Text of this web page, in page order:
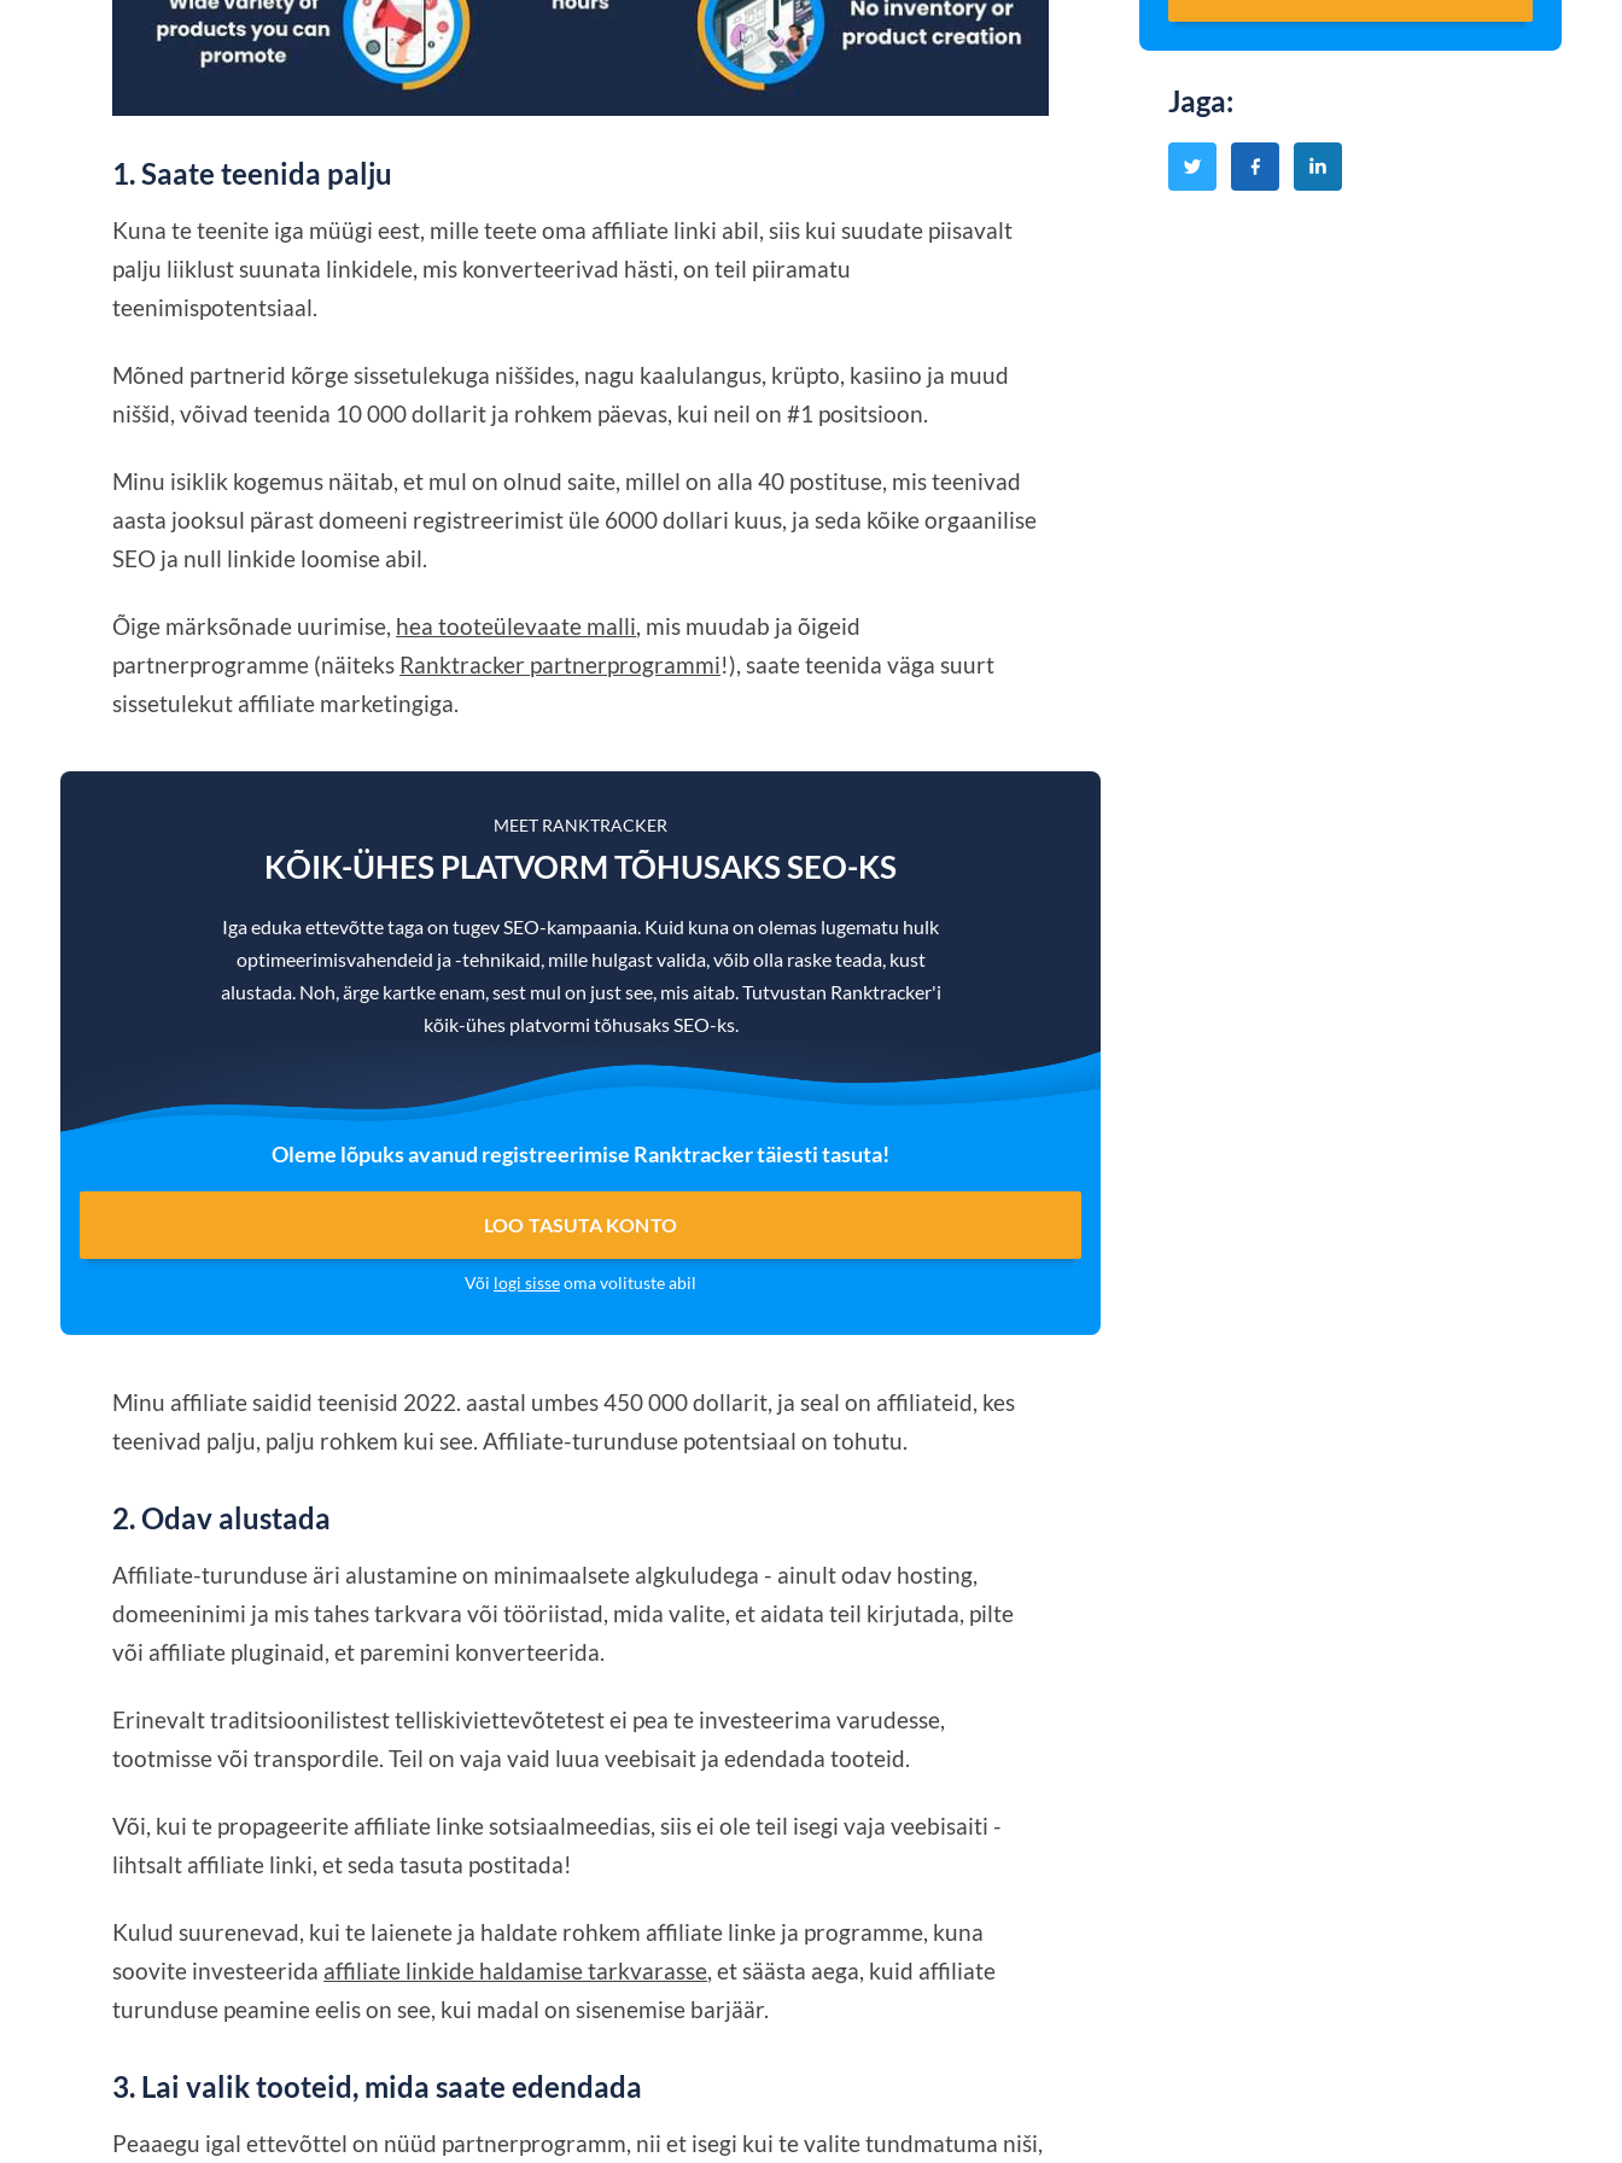
1. Saate teenida palju
Kuna te teenite iga müügi eest, mille teete oma affiliate linki abil, siis kui suudate piisavalt
palju liiklust suunata linkidele, mis konverteerivad hästi, on teil piiramatu
teenimispotentsiaal.
Mõned partnerid kõrge sissetulekuga niššides, nagu kaalulangus, krüpto, kasiino ja muud
niššid, võivad teenida 10 000 dollarit ja rohkem päevas, kui neil on #1 positsioon.
Minu isiklik kogemus näitab, et mul on olnud saite, millel on alla 40 postituse, mis teenivad
aasta jooksul pärast domeeni registreerimist üle 6000 dollari kuus, ja seda kõike orgaanilise
SEO ja null linkide loomise abil.
Õige märksõnade uurimise, hea tooteülevaate malli, mis muudab ja õigeid
partnerprogramme (näiteks Ranktracker partnerprogrammi!), saate teenida väga suurt
sissetulekut affiliate marketingiga.
MEET RANKTRACKER
KÕIK-ÜHES PLATVORM TÕHUSAKS SEO-KS
Iga eduka ettevõtte taga on tugev SEO-kampaania. Kuid kuna on olemas lugematu hulk
optimeerimisvahendeid ja -tehnikaid, mille hulgast valida, võib olla raske teada, kust
alustada. Noh, ärge kartke enam, sest mul on just see, mis aitab. Tutvustan Ranktracker'i
kõik-ühes platvormi tõhusaks SEO-ks.
Oleme lõpuks avanud registreerimise Ranktracker täiesti tasuta!
LOO TASUTA KONTO
Või logi sisseoma volituste abil
Minu affiliate saidid teenisid 2022. aastal umbes 450 000 dollarit, ja seal on affiliateid, kes
teenivad palju, palju rohkem kui see. Affiliate-turunduse potentsiaal on tohutu.
2. Odav alustada
Affiliate-turunduse äri alustamine on minimaalsete algkuludega - ainult odav hosting,
domeeninimi ja mis tahes tarkvara või tööriistad, mida valite, et aidata teil kirjutada, pilte
või affiliate pluginaid, et paremini konverteerida.
Erinevalt traditsioonilistest telliskiviettevõtetest ei pea te investeerima varudesse,
tootmisse või transpordile. Teil on vaja vaid luua veebisait ja edendada tooteid.
Või, kui te propageerite affiliate linke sotsiaalmeedias, siis ei ole teil isegi vaja veebisaiti -
lihtsalt affiliate linki, et seda tasuta postitada!
Kulud suurenevad, kui te laienete ja haldate rohkem affiliate linke ja programme, kuna
soovite investeerida affiliate linkide haldamise tarkvarasse, et säästa aega, kuid affiliate
turunduse peamine eelis on see, kui madal on sisenemise barjäär.
3. Lai valik tooteid, mida saate edendada
Peaaegu igal ettevõttel on nüüd partnerprogramm, nii et isegi kui te valite tundmatuma niši,
Jaga: